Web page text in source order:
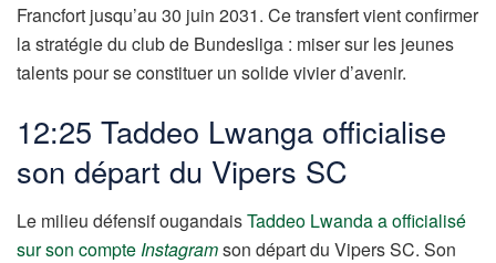
Francfort jusqu’au 30 juin 2031. Ce transfert vient confirmer
la stratégie du club de Bundesliga : miser sur les jeunes
talents pour se constituer un solide vivier d’avenir.
12:25 Taddeo Lwanga officialise
son départ du Vipers SC
Le milieu défensif ougandaisTaddeo Lwandaa officialisé
sur son compteInstagramson départ du Vipers SC. Son